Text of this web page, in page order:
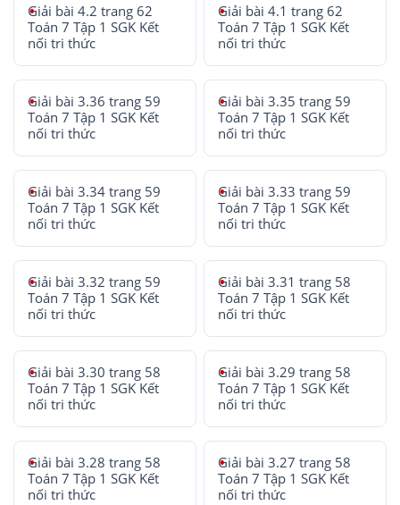
Giải bài 4.2 trang 62
Toán 7 Tập 1 SGK Kết
nối tri thức
Giải bài 4.1 trang 62
Toán 7 Tập 1 SGK Kết
nối tri thức
Giải bài 3.36 trang 59
Toán 7 Tập 1 SGK Kết
nối tri thức
Giải bài 3.35 trang 59
Toán 7 Tập 1 SGK Kết
nối tri thức
Giải bài 3.34 trang 59
Toán 7 Tập 1 SGK Kết
nối tri thức
Giải bài 3.33 trang 59
Toán 7 Tập 1 SGK Kết
nối tri thức
Giải bài 3.32 trang 59
Toán 7 Tập 1 SGK Kết
nối tri thức
Giải bài 3.31 trang 58
Toán 7 Tập 1 SGK Kết
nối tri thức
Giải bài 3.30 trang 58
Toán 7 Tập 1 SGK Kết
nối tri thức
Giải bài 3.29 trang 58
Toán 7 Tập 1 SGK Kết
nối tri thức
Giải bài 3.28 trang 58
Toán 7 Tập 1 SGK Kết
nối tri thức
Giải bài 3.27 trang 58
Toán 7 Tập 1 SGK Kết
nối tri thức